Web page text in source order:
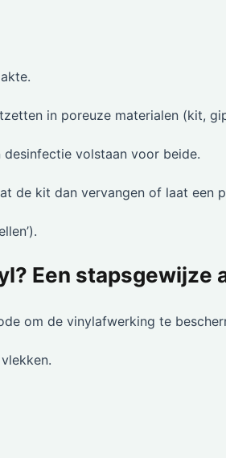
in poreuze materialen (kit,
volstaan voor beide.
de kit dan vervangen of laat een
Een stapsgewijze
om de vinylafwerking te